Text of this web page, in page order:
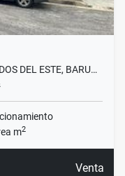
DEL ESTE, BARU…
m2
Venta